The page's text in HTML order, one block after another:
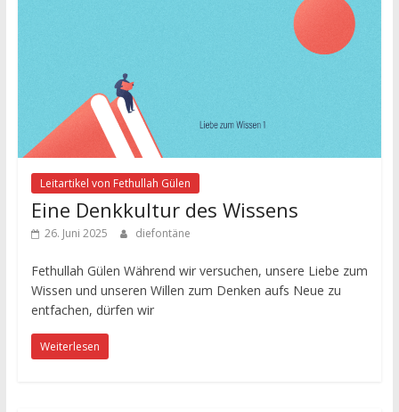
Leitartikel von Fethullah Gülen
Eine Denkkultur des Wissens
26. Juni 2025 diefontäne
Fethullah Gülen Während wir versuchen, unsere Liebe zum
Wissen und unseren Willen zum Denken aufs Neue zu
entfachen, dürfen wir
Weiterlesen